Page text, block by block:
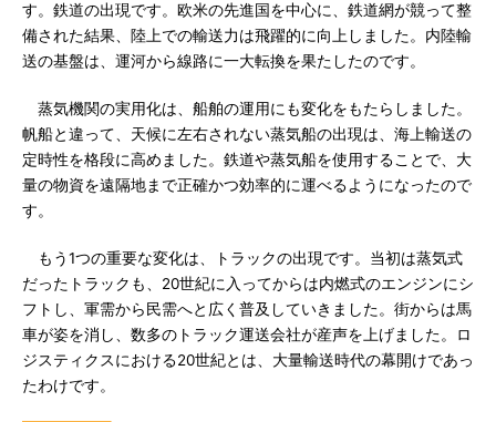
す。鉄道の出現です。欧米の先進国を中心に、鉄道網が競って整
備された結果、陸上での輸送力は飛躍的に向上しました。内陸輸
送の基盤は、運河から線路に一大転換を果たしたのです。
蒸気機関の実用化は、船舶の運用にも変化をもたらしました。
帆船と違って、天候に左右されない蒸気船の出現は、海上輸送の
定時性を格段に高めました。鉄道や蒸気船を使用することで、大
量の物資を遠隔地まで正確かつ効率的に運べるようになったので
す。
もう1つの重要な変化は、トラックの出現です。当初は蒸気式
だったトラックも、20世紀に入ってからは内燃式のエンジンにシ
フトし、軍需から民需へと広く普及していきました。街からは馬
車が姿を消し、数多のトラック運送会社が産声を上げました。ロ
ジスティクスにおける20世紀とは、大量輸送時代の幕開けであっ
たわけです。